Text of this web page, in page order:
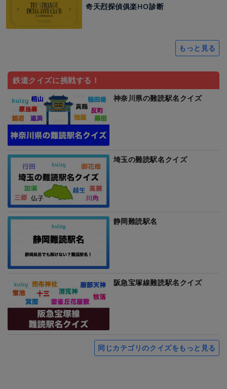
奇天烈探偵俱楽HO診断
もっと見る
鉄道クイズに挑戦する！
神奈川県の難読駅名クイズ
埼玉の難読駅名クイズ
静岡難読駅名
阪急宝塚線難読駅名クイズ
同じカテゴリのクイズをもっと見る